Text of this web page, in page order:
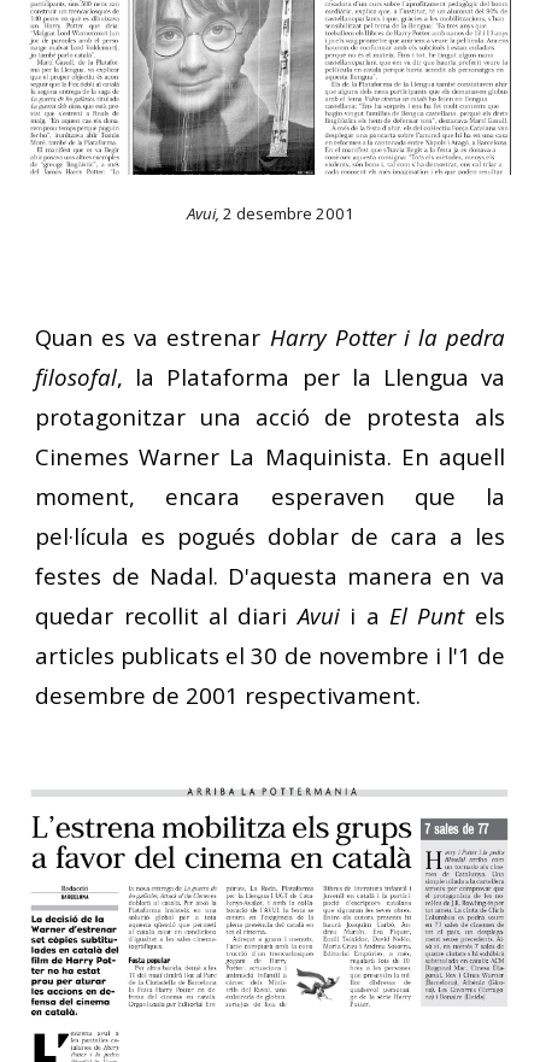
Avui, 2 desembre 2001
Quan es va estrenar Harry Potter i la pedra
filosofal, la Plataforma per la Llengua va
protagonitzar una acció de protesta als
Cinemes Warner La Maquinista. En aquell
moment, encara esperaven que la
pel·lícula es pogués doblar de cara a les
festes de Nadal. D'aquesta manera en va
quedar recollit al diariAvuii a El Punt els
articles publicats el 30 de novembre i l'1 de
desembre de 2001 respectivament.